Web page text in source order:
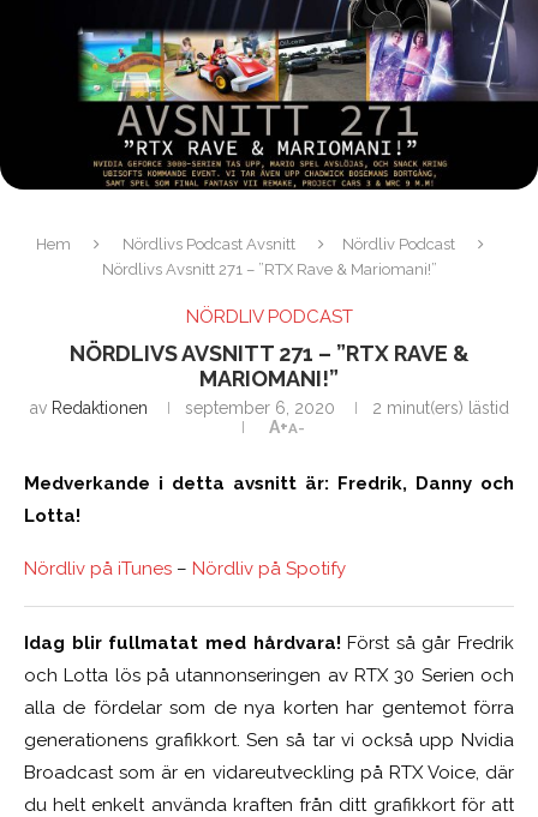
Hem Nördlivs Podcast Avsnitt
Nördliv Podcast
Nördlivs Avsnitt 271 – ”RTX Rave & Mariomani!”
NÖRDLIV PODCAST
NÖRDLIVS AVSNITT 271 – ”RTX RAVE &
MARIOMANI!”
av Redaktionen september 6, 2020
2 minut(ers) lästid
A+A-
Medverkande i detta avsnitt är: Fredrik, Danny och
Lotta!
Nördliv på iTunes – Nördliv på Spotify
Idag blir fullmatat med hårdvara! Först så går Fredrik
och Lotta lös på utannonseringen av RTX 30 Serien och
alla de fördelar som de nya korten har gentemot förra
generationens grafikkort. Sen så tar vi också upp Nvidia
Broadcast som är en vidareutveckling på RTX Voice, där
du helt enkelt använda kraften från ditt grafikkort för att